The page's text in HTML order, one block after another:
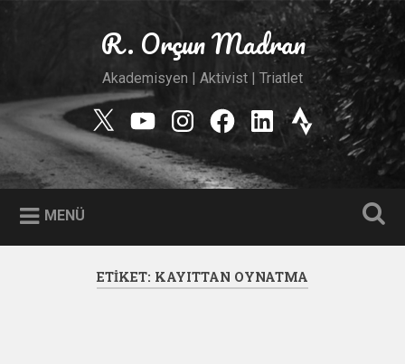
R. Orçun Madran
Akademisyen | Aktivist | Triatlet
TwitterYouTube
Instagram
Facebook
Linkedin
Strava
MENÜ
ETIKET: KAYITTAN OYNATMA